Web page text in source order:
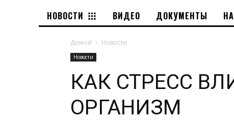
НОВОСТИ ВИДЕО ДОКУМЕНТЫ
Домой Новости
Новости
КАК СТРЕСС
ОРГАНИЗМ